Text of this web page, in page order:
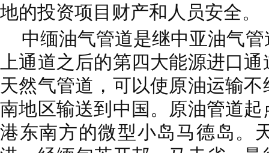
地的投资项目财产和人员安全。
中缅油气管道是继中亚油气
上通道之后的第四大能源进口
天然气管道，可以使原油运输
南地区输送到中国。原油管道
港东南方的微型小岛马德岛。